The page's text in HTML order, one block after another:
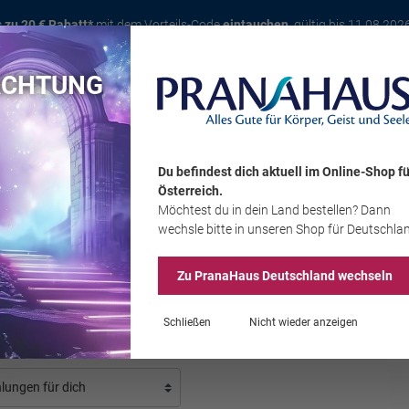
zu 20 € Rabatt*mit dem Vorteils-Codeeintauchen, gültig bis
Karte
Schmuck Edelsteine Wohnambiente
Sale
Du befindest dich aktuell im Online-Shop
Österreich.
Möchtest du in dein Land bestellen? Dann
wechsle bitte in unseren Shop für
Zu PranaHausDeutschland wechseln
Schließen Nicht wieder anzeigen